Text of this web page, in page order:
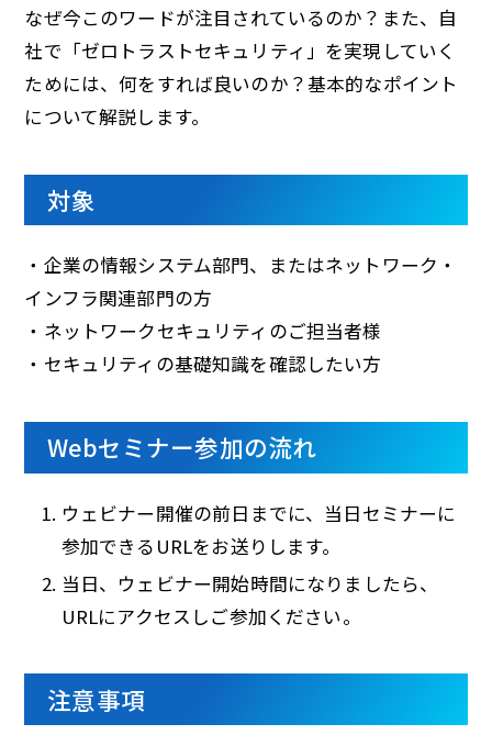
なぜ今このワードが注目されているのか？また、自
社で「ゼロトラストセキュリティ」を実現していく
ためには、何をすれば良いのか？基本的なポイント
について解説します。
対象
・企業の情報システム部門、またはネットワーク・
インフラ関連部門の方
・ネットワークセキュリティのご担当者様
・セキュリティの基礎知識を確認したい方
Webセミナー参加の流れ
ウェビナー開催の前日までに、当日セミナーに
参加できるURLをお送りします。
当日、ウェビナー開始時間になりましたら、
URLにアクセスしご参加ください。
注意事項